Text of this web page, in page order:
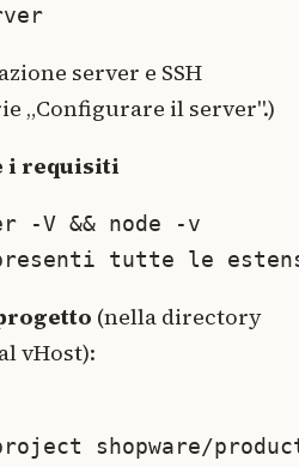
server e SSH
„Configurare il server".)
i requisiti
-V && node -v
tutte le
(nella directory
vHost):
shopware/